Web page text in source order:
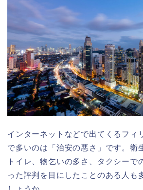
インターネットなどで出てくるフィ
で多いのは「治安の悪さ」です。 衛
トイレ、物乞いの多さ、タクシーで
った評判を目にしたことのある人も